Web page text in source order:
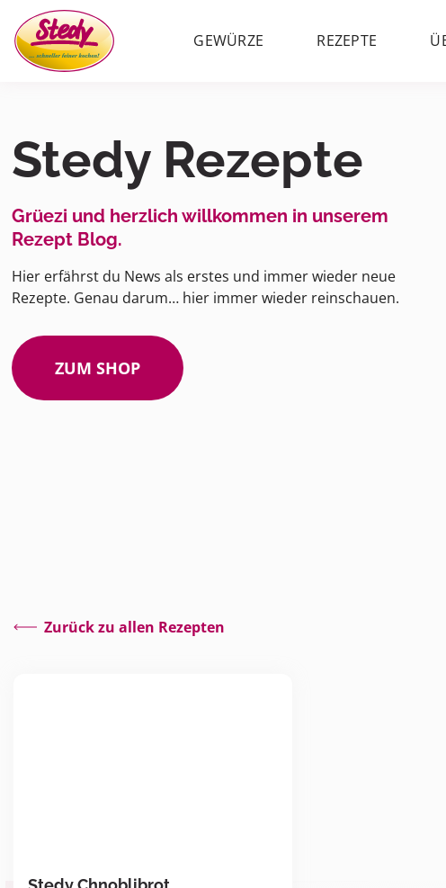
GEWÜRZE REZEPTE
Stedy Rezepte
Grüezi und herzlich willkommen in unserem
Rezept Blog.
Hier erfährst du News als erstes und immer wieder neue
Rezepte. Genau darum… hier immer wieder reinschauen.
ZUM SHOP
Zurück zu allen Rezepten